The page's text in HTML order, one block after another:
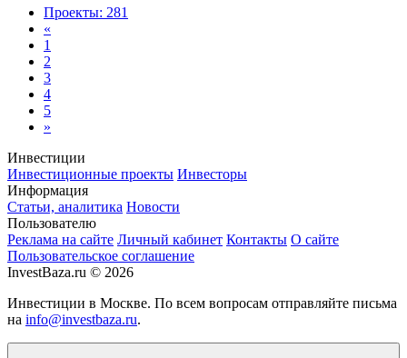
Проекты: 281
«
1
2
3
4
5
»
Инвестиции
Инвестиционные проекты Инвесторы
Информация
Статьи, аналитика Новости
Пользователю
Реклама на сайте Личный кабинет Контакты О сайте
Пользовательское соглашение
InvestBaza.ru © 2026
Инвестиции в Москве. По всем вопросам отправляйте письма
на info@investbaza.ru.